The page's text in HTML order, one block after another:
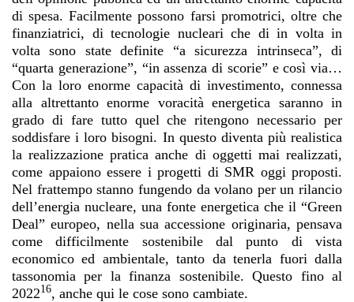
di spesa. Facilmente possono farsi promotrici, oltre che
finanziatrici, di tecnologie nucleari che di in volta in
volta sono state definite “a sicurezza intrinseca”, di
“quarta generazione”, “in assenza di scorie” e così via…
Con la loro enorme capacità di investimento, connessa
alla altrettanto enorme voracità energetica saranno in
grado di fare tutto quel che ritengono necessario per
soddisfare i loro bisogni. In questo diventa più realistica
la realizzazione pratica anche di oggetti mai realizzati,
come appaiono essere i progetti di SMR oggi proposti.
Nel frattempo stanno fungendo da volano per un rilancio
dell’energia nucleare, una fonte energetica che il “Green
Deal” europeo, nella sua accessione originaria, pensava
come difficilmente sostenibile dal punto di vista
economico ed ambientale, tanto da tenerla fuori dalla
tassonomia per la finanza sostenibile. Questo fino al
202216, anche qui le cose sono cambiate.